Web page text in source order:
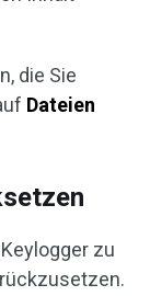
die Sie
Dateien
zu